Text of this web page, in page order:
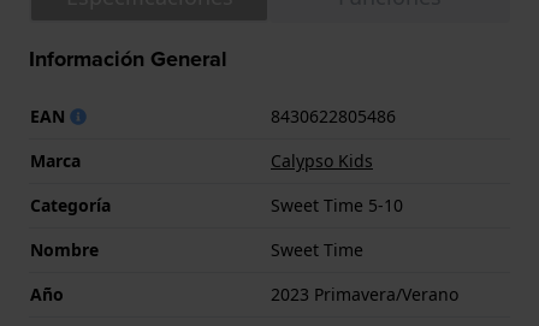
Información General
EAN
8430622805486
Marca
Calypso Kids
Categoría
Sweet Time 5-10
Nombre
Sweet Time
Año
2023 Primavera/Verano